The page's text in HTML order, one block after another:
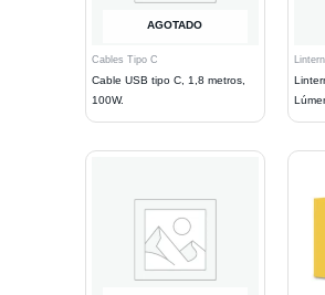
AGOTADO
Cables Tipo C
Cable USB tipo C, 1,8 metros,
100W.